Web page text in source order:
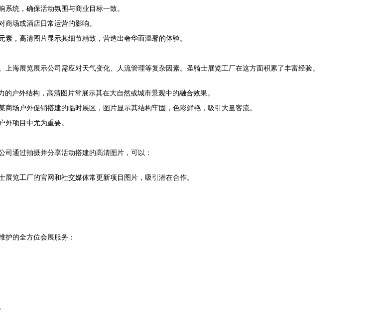
统，确保活动氛围与商业目标一致。
场或酒店日常运营的影响。
，高清图片显示其细节精致，营造出奢华而温馨的体验。
海展览展示公司需应对天气变化、人流管理等复杂因素。圣骑士展览工厂在这方面积累了丰富经验。
户外结构，高清图片常展示其在大自然或城市景观中的融合效果。
场户外促销搭建的临时展区，图片显示其结构牢固，色彩鲜艳，吸引大量客流。
外项目中尤为重要。
通过拍摄并分享活动搭建的高清图片，可以：
览工厂的官网和社交媒体常更新项目图片，吸引潜在合作。
护的全方位会展服务：